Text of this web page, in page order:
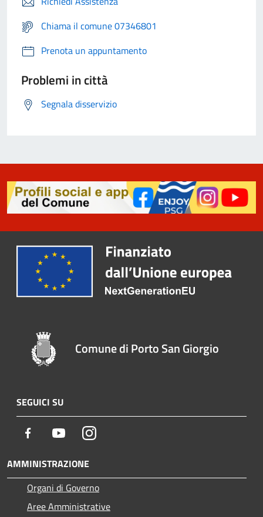
Chiama il comune 07346801
Prenota un appuntamento
Problemi in città
Segnala disservizio
Comune di Porto San Giorgio
SEGUICI SU
Facebook YoutubeInstagram
AMMINISTRAZIONE
Organi di Governo
Aree Amministrative